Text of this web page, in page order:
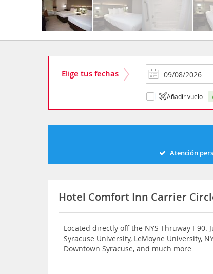
Elige tus fechas
Añadir vuelo
Atención
Hotel Comfort Inn Carrier
Located directly off the NYS Thruway I-
Syracuse University, LeMoyne University,
Downtown Syracuse, and much more